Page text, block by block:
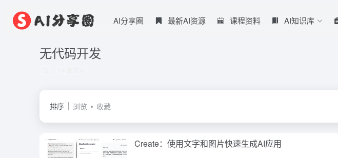
AI分享圈 最新AI资源 课程资料 AI知识库
无代码开发
排序 浏览 收藏
Create：使用文字和图片快速生成AI应用